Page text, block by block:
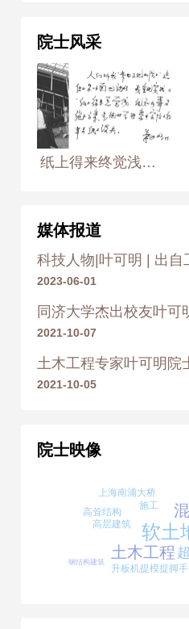
奖 科技功臣奖
1996年荣获 国
奖 二等奖
院士风采
纸上得来终觉浅，绝知此事要躬行 1999年6月11日， 摄于上海浦东国际机场候机楼施工现场 摄影师：侯艺兵
媒体报道
科技人物|叶可明 | 出自
2023-06-01
2021-10-07
土木工程专家叶可明院
2021-10-05
院士映像
软土
土木工程
高层建筑
施工
升板机提模提脚手
高耸结构
上海南浦大桥
钢结构建筑